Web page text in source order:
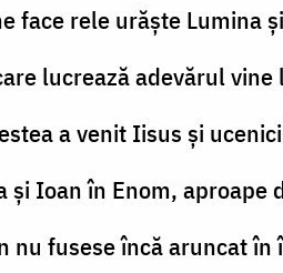
face rele urăşte Lumina
lucrează adevărul
a venit Iisus şi
şi Ioan în Enom, aproape
nu fusese încă aruncat în